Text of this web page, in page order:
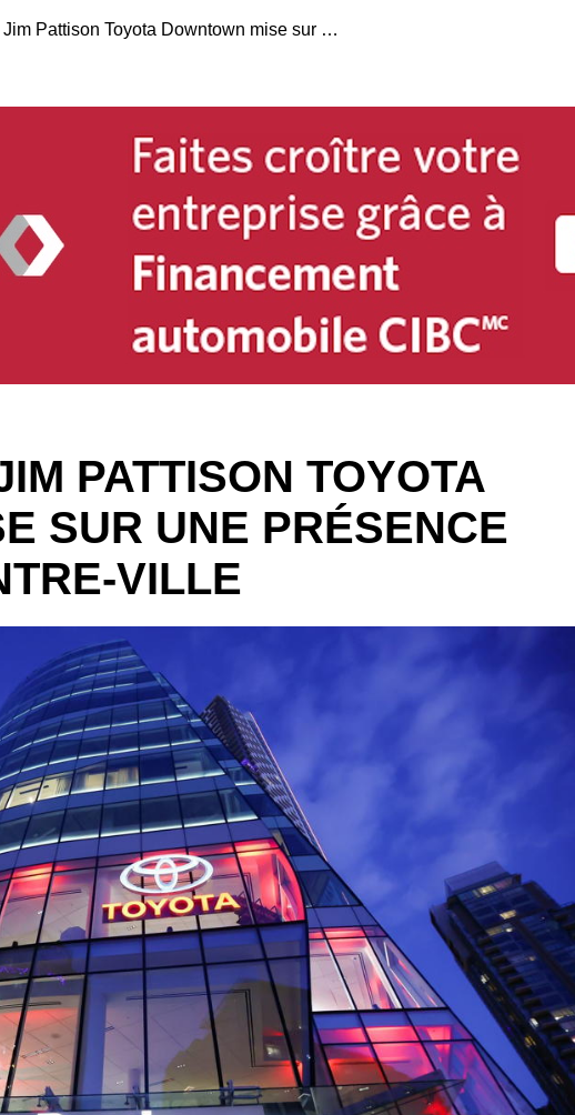
À Vancouver, Jim Pattison Toyota Downtown mise sur une présence accrue au centre-ville
PATTISON TOYOTA
SUR UNE PRÉSENCE
VILLE